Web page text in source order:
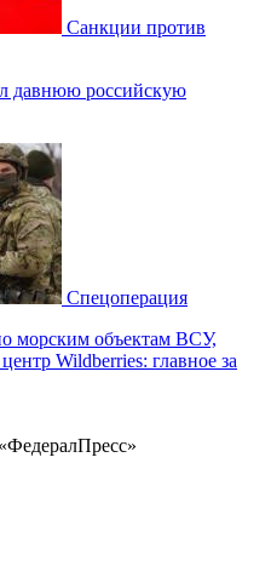
Санкции против
давнюю российскую
Спецоперация
морским объектам ВСУ,
Wildberries: главное за